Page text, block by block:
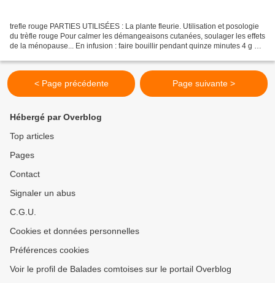
trefle rouge PARTIES UTILISÉES : La plante fleurie. Utilisation et posologie
du trèfle rouge Pour calmer les démangeaisons cutanées, soulager les effets
de la ménopause... En infusion : faire bouillir pendant quinze minutes 4 g de
< Page précédente Page suivante >
Hébergé par Overblog
Top articles
Pages
Contact
Signaler un abus
C.G.U.
Cookies et données personnelles
Préférences cookies
Voir le profil de Balades comtoises sur le portail Overblog